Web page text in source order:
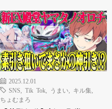
2025.12.01
SNS
Tik Tok うまい キル集
ちょむまろ